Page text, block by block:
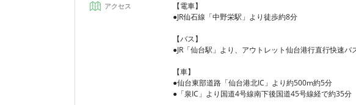
アクセス
【電車】
●JR仙石線「中野栄駅」より徒歩約8分
【バス】
●JR「仙台駅」より、アウトレット仙台港行直行快速バ
【車】
●仙台東部道路「仙台港北IC」より約500m約5分
●「泉IC」より国道4号線南下後国道45号線経で約35分